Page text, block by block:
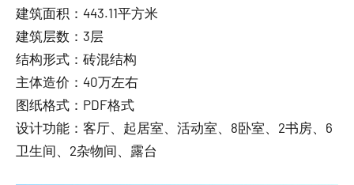
建筑面积：443.11平方米
建筑层数：3层
结构形式：砖混结构
主体造价：40万左右
图纸格式：PDF格式
设计功能：客厅、起居室、活动室、8卧室、2书房、6
卫生间、2杂物间、露台